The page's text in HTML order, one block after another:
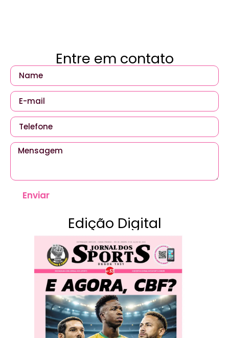
Entre em contato
Enviar
Edição Digital